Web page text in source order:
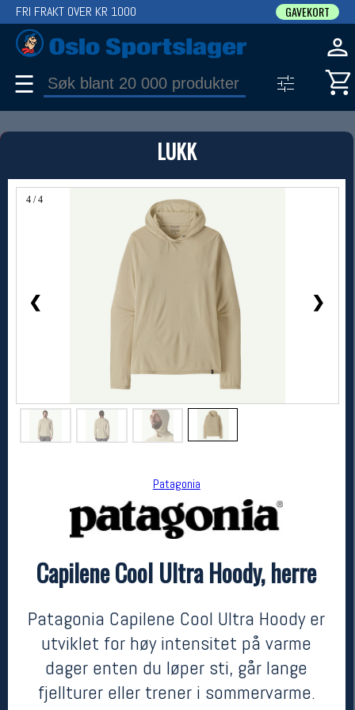
LUKK
4 / 4
❮ ❯
Patagonia
Capilene Cool Ultra Hoody, herre
Patagonia Capilene Cool Ultra Hoody er
utviklet for høy intensitet på varme
dager enten du løper sti, går lange
fjellturer eller trener i sommervarme.
FRI FRAKT OVER KR 1000 GAVEKORT
☰
PRODUKT
Produkter (1)
Bruk filter til å spisse søket
Patagonia
kr 1099